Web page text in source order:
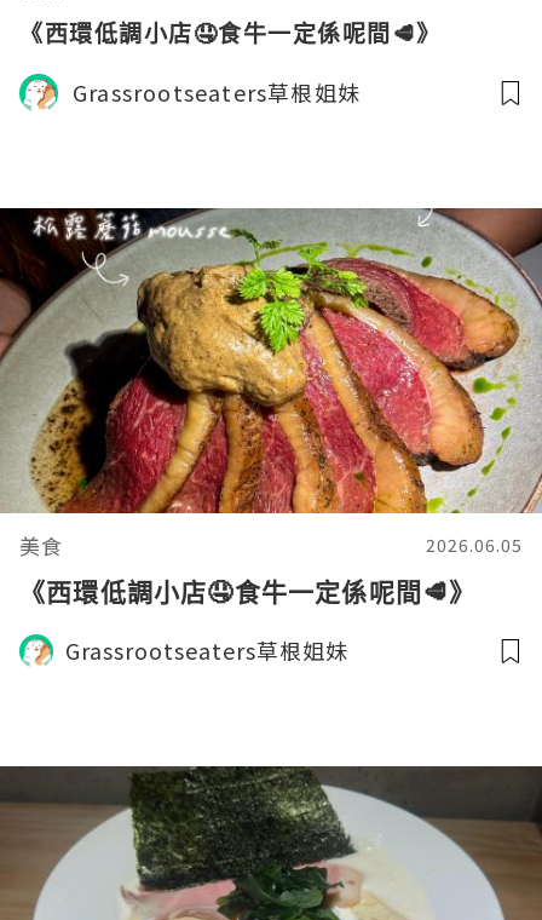
《西環低調小店🤤食牛一定係呢間🥩》
Grassrootseaters草根姐妹
美食 2026.06.05
《西環低調小店🤤食牛一定係呢間🥩》
Grassrootseaters草根姐妹